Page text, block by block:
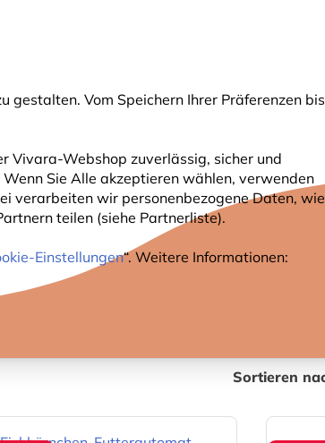
gestalten. Vom Speichern Ihrer Präferenzen bis
Vivara-Webshop zuverlässig, sicher und
Sie Alle akzeptieren wählen, verwenden
verarbeiten wir personenbezogene Daten, wie
teilen (siehe Partnerliste).
Einstellungen“. Weitere Informationen:
NATURBEOBACHTUNG GESCHENKE
Sortieren